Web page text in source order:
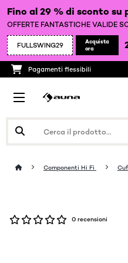
Fino al 29 % di sconto
OFFERTE FANTASTICHE VALIDE
FULLSWING29
Acquista
ora
Pagamenti flessibili
Componenti Hi Fi
0 recensioni